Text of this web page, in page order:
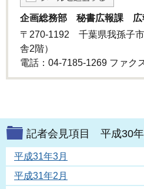
企画総務部 秘書広報課 広
〒270-1192 千葉県我孫子
舎2階）
電話：04-7185-1269 ファク
記者会見項目 平成30
平成31年3月
平成31年2月